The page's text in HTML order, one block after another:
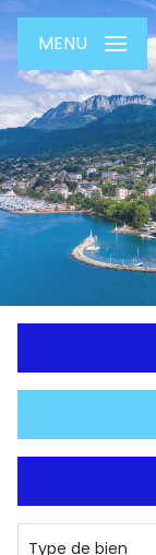
MENU
Du neuf
De l'immo
Type de bien